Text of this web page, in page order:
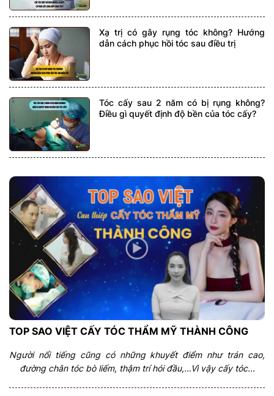
Xạ trị có gây rụng tóc không? Hướng
dẫn cách phục hồi tóc sau điều trị
Tóc cấy sau 2 năm có bị rụng không?
Điều gì quyết định độ bền của tóc cấy?
TOP SAO VIỆT CẤY TÓC THẨM MỸ THÀNH CÔNG
Người nổi tiếng cũng có những khuyết điểm như trán cao,
đường chân tóc bò liếm, thậm trí hói đầu,…Vì vậy cấy tóc...